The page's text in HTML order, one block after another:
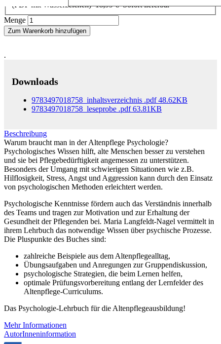
(PDF mit Wasserzeichen) 18,99 € Sofort lieferbar
Menge
Zum Warenkorb hinzufügen
.
Downloads
9783497018758_inhaltsverzeichnis .pdf 48.62KB
9783497018758_leseprobe .pdf 63.81KB
Beschreibung
Warum braucht man in der Altenpflege Psychologie?
Psychologisches Wissen hilft, alte Menschen besser zu verstehen
und sie bei Pflegebedürftigkeit angemessen zu unterstützen.
Besonders der Umgang mit schwierigen Situationen wie z.B.
Hilflosigkeit, Stress, Angst und Aggression kann durch den Einsatz
von psychologischen Methoden erleichtert werden.
Psychologische Kenntnisse fördern auch das Verständnis innerhalb
des Teams und tragen zur Motivation und zur Erhaltung der
Gesundheit der Pflegenden bei. Maria Langfeldt-Nagel vermittelt in
ihrem Lehrbuch das notwendige Wissen über psychische Prozesse.
Die Pluspunkte des Buches sind:
zahlreiche Beispiele aus dem Altenpflegealltag,
Übungsaufgaben und Anregungen zur Gruppendiskussion,
psychologische Strategien, die beim Lernen helfen,
optimale Prüfungsvorbereitung entlang der Lernfelder des
Altenpflege-Curriculums.
Das Psychologie-Lehrbuch für die Altenpflegeausbildung!
Mehr Informationen
AutorInneninformation